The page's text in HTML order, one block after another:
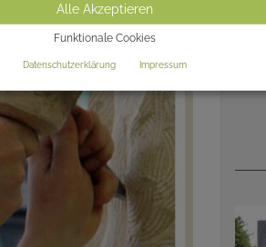
Alle Akzeptieren
Funktionale Cookies
Datenschutzerklärung Impressum